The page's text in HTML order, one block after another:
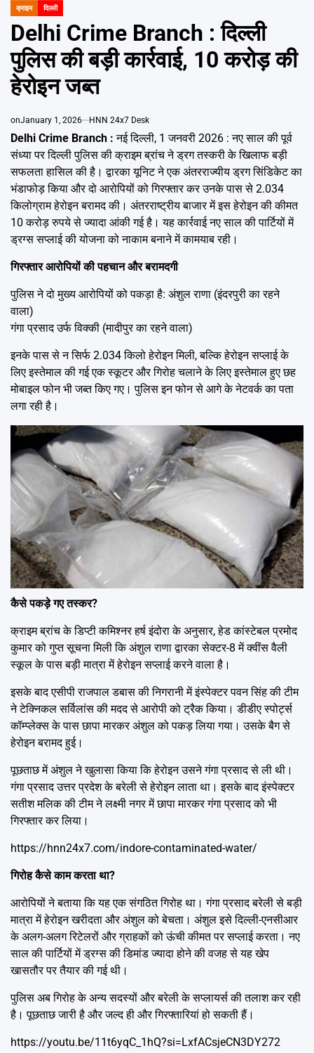
POSTED
क्राइम दिल्ली
Delhi Crime Branch : दिल्ली
पुलिस की बड़ी कार्रवाई, 10 करोड़ की
हेरोइन जब्त
onJanuary 1, 2026 HNN 24x7 Desk
Delhi Crime Branch :नई दिल्ली, 1 जनवरी 2026 : नए साल की पूर्व
संध्या पर दिल्ली पुलिस की क्राइम ब्रांच ने ड्रग तस्करी के खिलाफ बड़ी
सफलता हासिल की है। द्वारका यूनिट ने एक अंतरराज्यीय ड्रग सिंडिकेट का
भंडाफोड़ किया और दो आरोपियों को गिरफ्तार कर उनके पास से 2.034
किलोग्राम हेरोइन बरामद की। अंतरराष्ट्रीय बाजार में इस हेरोइन की कीमत
10 करोड़ रुपये से ज्यादा आंकी गई है। यह कार्रवाई नए साल की पार्टियों में
ड्रग्स सप्लाई की योजना को नाकाम बनाने में कामयाब रही।
गिरफ्तार आरोपियों की पहचान और बरामदगी
पुलिस ने दो मुख्य आरोपियों को पकड़ा है: अंशुल राणा (इंदरपुरी का रहने
वाला)
गंगा प्रसाद उर्फ विक्की (मादीपुर का रहने वाला)
इनके पास से न सिर्फ 2.034 किलो हेरोइन मिली, बल्कि हेरोइन सप्लाई के
लिए इस्तेमाल की गई एक स्कूटर और गिरोह चलाने के लिए इस्तेमाल हुए छह
मोबाइल फोन भी जब्त किए गए। पुलिस इन फोन से आगे के नेटवर्क का पता
लगा रही है।
कैसे पकड़े गए तस्कर?
क्राइम ब्रांच के डिप्टी कमिश्नर हर्ष इंदोरा के अनुसार, हेड कांस्टेबल प्रमोद
कुमार को गुप्त सूचना मिली कि अंशुल राणा द्वारका सेक्टर-8 में क्वींस वैली
स्कूल के पास बड़ी मात्रा में हेरोइन सप्लाई करने वाला है।
इसके बाद एसीपी राजपाल डबास की निगरानी में इंस्पेक्टर पवन सिंह की टीम
ने टेक्निकल सर्विलांस की मदद से आरोपी को ट्रैक किया। डीडीए स्पोर्ट्स
कॉम्प्लेक्स के पास छापा मारकर अंशुल को पकड़ लिया गया। उसके बैग से
हेरोइन बरामद हुई।
पूछताछ में अंशुल ने खुलासा किया कि हेरोइन उसने गंगा प्रसाद से ली थी।
गंगा प्रसाद उत्तर प्रदेश के बरेली से हेरोइन लाता था। इसके बाद इंस्पेक्टर
सतीश मलिक की टीम ने लक्ष्मी नगर में छापा मारकर गंगा प्रसाद को भी
गिरफ्तार कर लिया।
https://hnn24x7.com/indore-contaminated-water/
गिरोह कैसे काम करता था?
आरोपियों ने बताया कि यह एक संगठित गिरोह था। गंगा प्रसाद बरेली से बड़ी
मात्रा में हेरोइन खरीदता और अंशुल को बेचता। अंशुल इसे दिल्ली-एनसीआर
के अलग-अलग रिटेलरों और ग्राहकों को ऊंची कीमत पर सप्लाई करता। नए
साल की पार्टियों में ड्रग्स की डिमांड ज्यादा होने की वजह से यह खेप
खासतौर पर तैयार की गई थी।
पुलिस अब गिरोह के अन्य सदस्यों और बरेली के सप्लायर्स की तलाश कर रही
है। पूछताछ जारी है और जल्द ही और गिरफ्तारियां हो सकती हैं।
https://youtu.be/11t6yqC_1hQ?si=LxfACsjeCN3DY272